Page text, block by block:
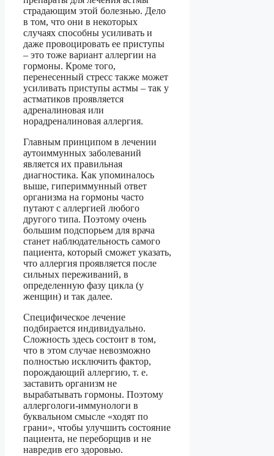
страдающим этой болезнью. Дело
в том, что они в некоторых
случаях способны усиливать и
даже провоцировать ее приступы
– это тоже вариант аллергии на
гормоны. Кроме того,
перенесенный стресс также может
усиливать приступы астмы – так у
астматиков проявляется
адреналиновая или
норадреналиновая аллергия.
Главным принципом в лечении
аутоиммунных заболеваний
является их правильная
диагностика. Как упоминалось
выше, гипериммунный ответ
организма на гормоны часто
путают с аллергией любого
другого типа. Поэтому очень
большим подспорьем для врача
станет наблюдательность самого
пациента, который сможет указать,
что аллергия проявляется после
сильных переживаний, в
определенную фазу цикла (у
женщин) и так далее.
Специфическое лечение
подбирается индивидуально.
Сложность здесь состоит в том,
что в этом случае невозможно
полностью исключить фактор,
порождающий аллергию, т. е.
заставить организм не
вырабатывать гормоны. Поэтому
аллергологи-иммунологи в
буквальном смысле «ходят по
грани», чтобы улучшить состояние
пациента, не переборщив и не
навредив его здоровью.